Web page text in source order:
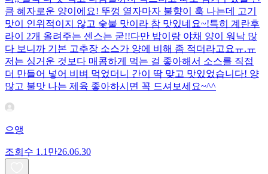
큼 혜자로운 양이에요! 뚜껑 열자마자 불향이 훅 나는데 고기
맛이 인위적이지 않고 숯불 맛이라 참 맛있네요~!특히 계란후
라이 2개 올려주는 센스는 굳!! ​다만 밥이랑 야채 양이 워낙 많
다 보니까 기본 고추장 소스가 양에 비해 좀 적더라고요ㅠ.ㅠ
저는 싱거운 것보다 매콤하게 먹는 걸 좋아해서 소스를 직접
더 만들어 넣어 비벼 먹었더니 간이 딱 맞고 맛있었습니다! 양
많고 불맛 나는 제육 좋아하시면 꼭 드셔보세요~^^
으앵
조회수 1.1만26.06.30